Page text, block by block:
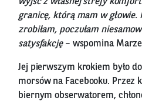
wyjść z własnej strefy
granicę, którą mam w głowie.
zrobiłam, poczułam
satysfakcję – wspomina
Jej pierwszym krokiem było
morsów na Facebooku. Przez
biernym obserwatorem,